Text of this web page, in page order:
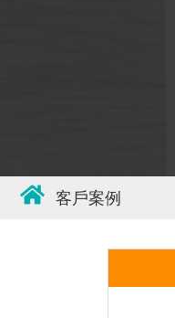
客戶案例